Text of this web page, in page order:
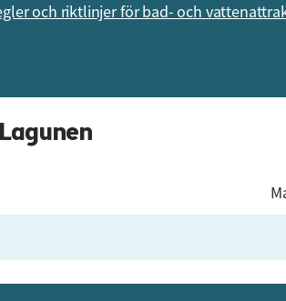
och riktlinjer för bad- och